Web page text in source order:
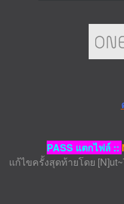
PASS แตกไฟล์ ::
แก้ไขครั้งสุดท้ายโดย